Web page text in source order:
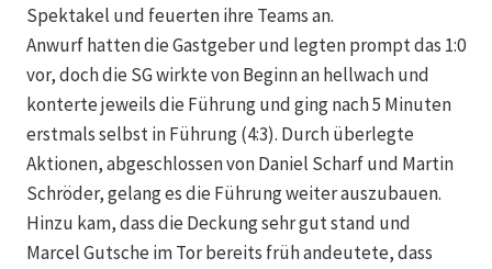
Spektakel und feuerten ihre Teams an.
Anwurf hatten die Gastgeber und legten prompt das 1:0
vor, doch die SG wirkte von Beginn an hellwach und
konterte jeweils die Führung und ging nach 5 Minuten
erstmals selbst in Führung (4:3). Durch überlegte
Aktionen, abgeschlossen von Daniel Scharf und Martin
Schröder, gelang es die Führung weiter auszubauen.
Hinzu kam, dass die Deckung sehr gut stand und
Marcel Gutsche im Tor bereits früh andeutete, dass